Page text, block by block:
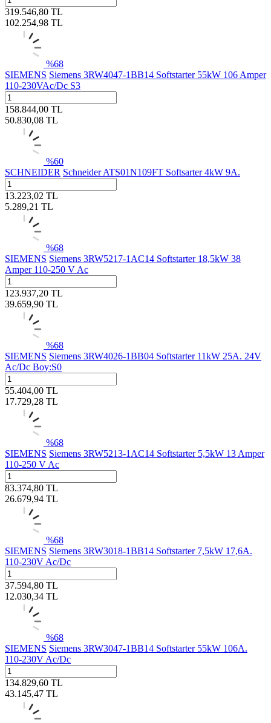
319.546,80 TL
102.254,98 TL
%68
SIEMENS Siemens 3RW4047-1BB14 Softstarter 55kW 106 Amper
110-230VAc/Dc S3
158.844,00 TL
50.830,08 TL
%60
SCHNEIDER Schneider ATS01N109FT Softsarter 4kW 9A.
13.223,02 TL
5.289,21 TL
%68
SIEMENS Siemens 3RW5217-1AC14 Softstarter 18,5kW 38
Amper 110-250 V Ac
123.937,20 TL
39.659,90 TL
%68
SIEMENS Siemens 3RW4026-1BB04 Softstarter 11kW 25A. 24V
Ac/Dc Boy:S0
55.404,00 TL
17.729,28 TL
%68
SIEMENS Siemens 3RW5213-1AC14 Softstarter 5,5kW 13 Amper
110-250 V Ac
83.374,80 TL
26.679,94 TL
%68
SIEMENS Siemens 3RW3018-1BB14 Softstarter 7,5kW 17,6A.
110-230V Ac/Dc
37.594,80 TL
12.030,34 TL
%68
SIEMENS Siemens 3RW3047-1BB14 Softstarter 55kW 106A.
110-230V Ac/Dc
134.829,60 TL
43.145,47 TL